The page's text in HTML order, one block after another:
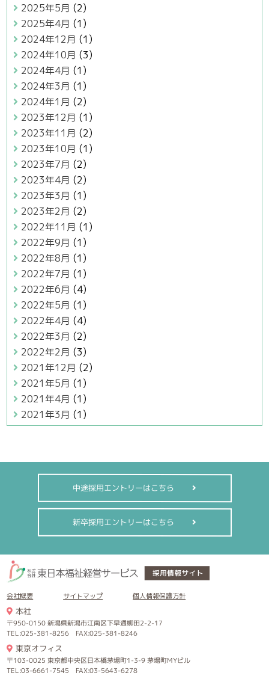
2025年5月 (2)
2025年4月 (1)
2024年12月 (1)
2024年10月 (3)
2024年4月 (1)
2024年3月 (1)
2024年1月 (2)
2023年12月 (1)
2023年11月 (2)
2023年10月 (1)
2023年7月 (2)
2023年4月 (2)
2023年3月 (1)
2023年2月 (2)
2022年11月 (1)
2022年9月 (1)
2022年8月 (1)
2022年7月 (1)
2022年6月 (4)
2022年5月 (1)
2022年4月 (4)
2022年3月 (2)
2022年2月 (3)
2021年12月 (2)
2021年5月 (1)
2021年4月 (1)
2021年3月 (1)
中途採用エントリーはこちら
新卒採用エントリーはこちら
会社概要 サイトマップ 個人情報保護方針
本社
〒950-0150 新潟県新潟市江南区下早通柳田2-2-17
TEL:025-381-8256 FAX:025-381-8246
東京オフィス
〒103-0025 東京都中央区日本橋茅場町1-3-9 茅場町MYビル
TEL:03-6661-7545 FAX:03-5643-6278